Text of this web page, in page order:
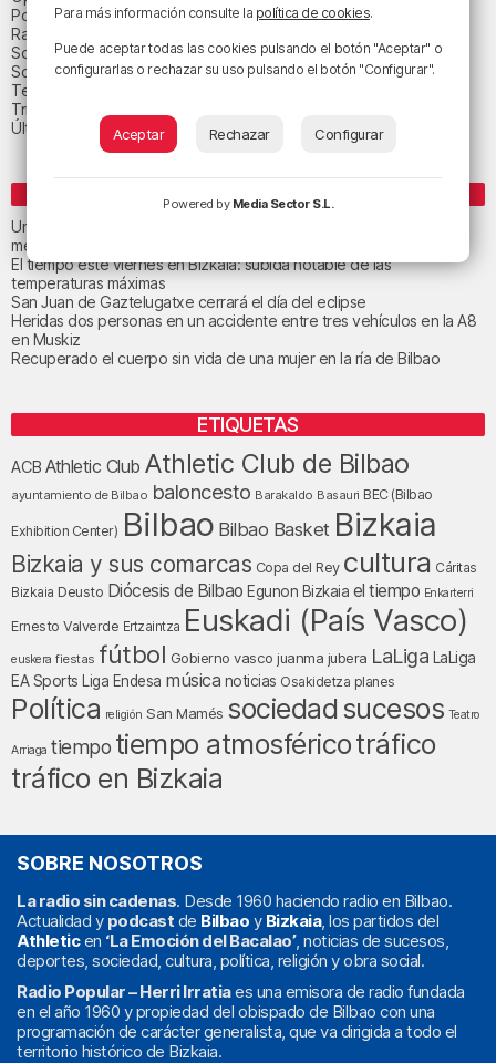
Política
Radio Popular-Herri Irratia
Social y religión
Sociedad
Tecnología
Triple B
Última hora
ENTRADAS RECIENTES
Un total de 124 centros de Infantil y Primaria de Euskadi realizarán
mejoras con una inversión de 19,3 millones
El tiempo este viernes en Bizkaia: subida notable de las
temperaturas máximas
San Juan de Gaztelugatxe cerrará el día del eclipse
Heridas dos personas en un accidente entre tres vehículos en la A8
en Muskiz
Recuperado el cuerpo sin vida de una mujer en la ría de Bilbao
ETIQUETAS
ACB Athletic Club Athletic Club de Bilbao
ayuntamiento de Bilbao baloncesto Barakaldo Basauri BEC (Bilbao
Exhibition Center) Bilbao Bilbao Basket Bizkaia
Bizkaia y sus comarcas Copa del Rey cultura Cáritas
Bizkaia Deusto Diócesis de Bilbao Egunon Bizkaia el tiempo Enkarterri
Ernesto Valverde Ertzaintza Euskadi (País Vasco)
euskera fiestas fútbol Gobierno vasco juanma jubera LaLiga LaLiga
EA Sports
Liga Endesa música noticias Osakidetza planes
Política religión San Mamés sociedad sucesos Teatro
Arriaga tiempo tiempo atmosféricotráfico
tráfico en Bizkaia
SOBRE NOSOTROS
La radio sin cadenas. Desde 1960 haciendo radio en Bilbao.
Actualidad y podcast de Bilbao y Bizkaia, los partidos del
Athleticen ‘La Emoción del Bacalao’, noticias de sucesos,
deportes, sociedad, cultura, política, religión y obra social.
Radio Popular – Herri Irratiaes una emisora de radio fundada
en el año 1960 y propiedad del obispado de Bilbao con una
programación de carácter generalista, que va dirigida a todo el
territorio histórico de Bizkaia.
Para más información consulte la política de cookies.
Puede aceptar todas las cookies pulsando el botón "Aceptar" o
configurarlas o rechazar su uso pulsando el botón "Configurar".
Aceptar Rechazar Configurar
Powered by Media Sector S.L.